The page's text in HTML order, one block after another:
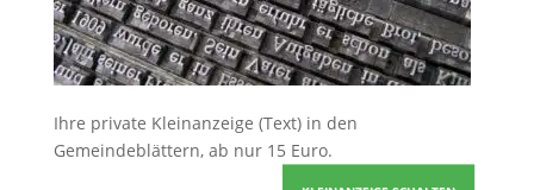
Ihre private Kleinanzeige (Text) in den
Gemeindeblättern, ab nur 15 Euro.